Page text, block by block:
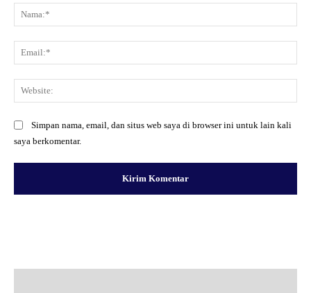
Simpan nama, email, dan situs web saya di browser ini untuk lain kali
saya berkomentar.